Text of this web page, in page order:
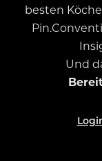
besten
Und